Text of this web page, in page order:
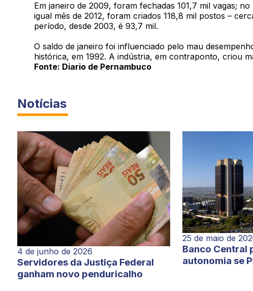
Em janeiro de 2009, foram fechadas 101,7 mil vagas;
igual mês de 2012, foram criados 118,8 mil postos –
período, desde 2003, é 93,7 mil.
O saldo de janeiro foi influenciado pelo mau
histórica, em 1992. A indústria, em contraponto, criou
Fonte: Diario de Pernambuco
Notícias
4 de junho de 2026
Servidores da Justiça Federal
ganham novo penduricalho
25 de maio de
Banco Central
autonomia se